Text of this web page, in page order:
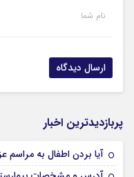
نام شما
پربازدیدترین اخبار
آیا بردن اطفال به مراسم